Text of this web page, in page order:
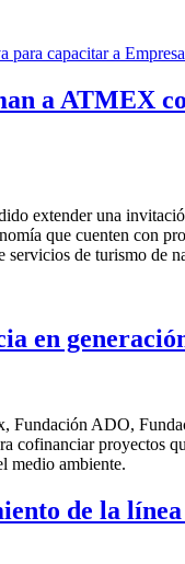
a ATMEX
extender una
que cuenten con
de turismo de
en
ADO,
proyectos
medio ambiente.
de la